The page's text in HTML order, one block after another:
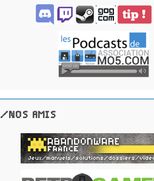
/NOS AMIS